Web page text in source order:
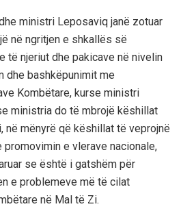
ministri Leposaviq janë zotuar
në ngritjen e shkallës së
të njeriut dhe pakicave në nivelin
dhe bashkëpunimit me
Kombëtare, kurse ministri
ministria do të mbrojë këshillat
në mënyrë që këshillat të veprojnë
promovimin e vlerave nacionale,
se është i gatshëm për
e problemeve më të cilat
në Mal të Zi.